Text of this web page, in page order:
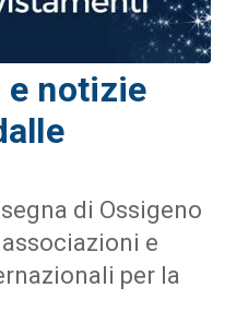
e notizie
di Ossigeno
e
per la